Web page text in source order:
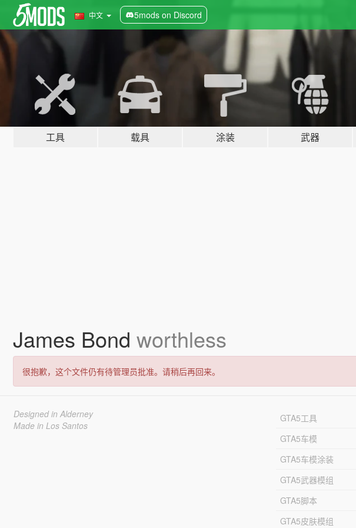
中文 5mods on Discord
工具 载具 涂装 武器
James Bond worthless
很抱歉，这个文件仍有待管理员批准。请稍后再回来。
Designed in Alderney
Made in Los Santos
GTA5工具
GTA5车模
GTA5车模涂装
GTA5武器模组
GTA5脚本
GTA5皮肤模组